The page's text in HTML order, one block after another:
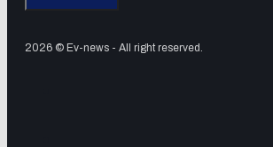
2026 © Ev-news - All right reserved.